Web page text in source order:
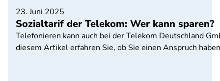
23. Juni 2025
Sozialtarif der Telekom: Wer kann sparen?
Telefonieren kann auch bei der Telekom Deutschland
diesem Artikel erfahren Sie, ob Sie einen Anspruch